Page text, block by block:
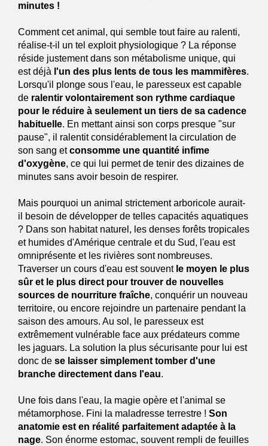
minutes !
Comment cet animal, qui semble tout faire au ralenti,
réalise-t-il un tel exploit physiologique ? La réponse
réside justement dans son métabolisme unique, qui
est déjà l'un des plus lents de tous les mammifères.
Lorsqu'il plonge sous l'eau, le paresseux est capable
de ralentir volontairement son rythme cardiaque
pour le réduire à seulement un tiers de sa cadence
habituelle. En mettant ainsi son corps presque "sur
pause", il ralentit considérablement la circulation de
son sang etconsomme une quantité infime
d'oxygène, ce qui lui permet de tenir des dizaines de
minutes sans avoir besoin de respirer.
Mais pourquoi un animal strictement arboricole aurait-
il besoin de développer de telles capacités aquatiques
? Dans son habitat naturel, les denses forêts tropicales
et humides d'Amérique centrale et du Sud, l'eau est
omniprésente et les rivières sont nombreuses.
Traverser un cours d'eau est souvent le moyen le plus
sûr et le plus direct pour trouver de nouvelles
sources de nourriture fraîche, conquérir un nouveau
territoire, ou encore rejoindre un partenaire pendant la
saison des amours. Au sol, le paresseux est
extrêmement vulnérable face aux prédateurs comme
les jaguars. La solution la plus sécurisante pour lui est
donc dese laisser simplement tomber d'une
branche directement dans l'eau.
Une fois dans l'eau, la magie opère et l'animal se
métamorphose. Fini la maladresse terrestre !Son
anatomie est en réalité parfaitement adaptée à la
nage. Son énorme estomac, souvent rempli de feuilles